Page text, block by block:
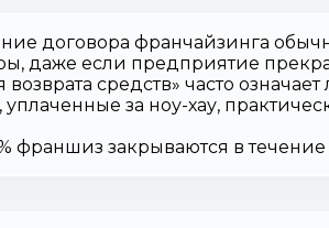
договора франчайзинга
даже если предприятие
возврата средств» часто
уплаченные за ноу-хау,
франшиз закрываются в